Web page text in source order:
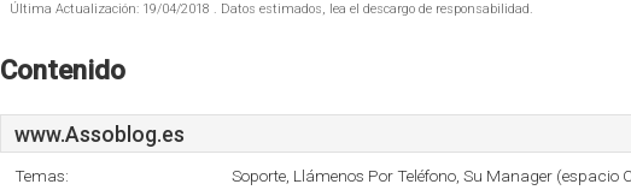
Última Actualización: 19/04/2018 . Datos estimados, lea el descargo de responsabilidad.
Contenido
www.Assoblog.es
Temas: Soporte, Llámenos Por Teléfono, Su Manager (espacio